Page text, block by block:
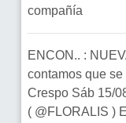
compañía
ENCON.. :
contamos que
Crespo Sáb 15/
( @FLORALIS )